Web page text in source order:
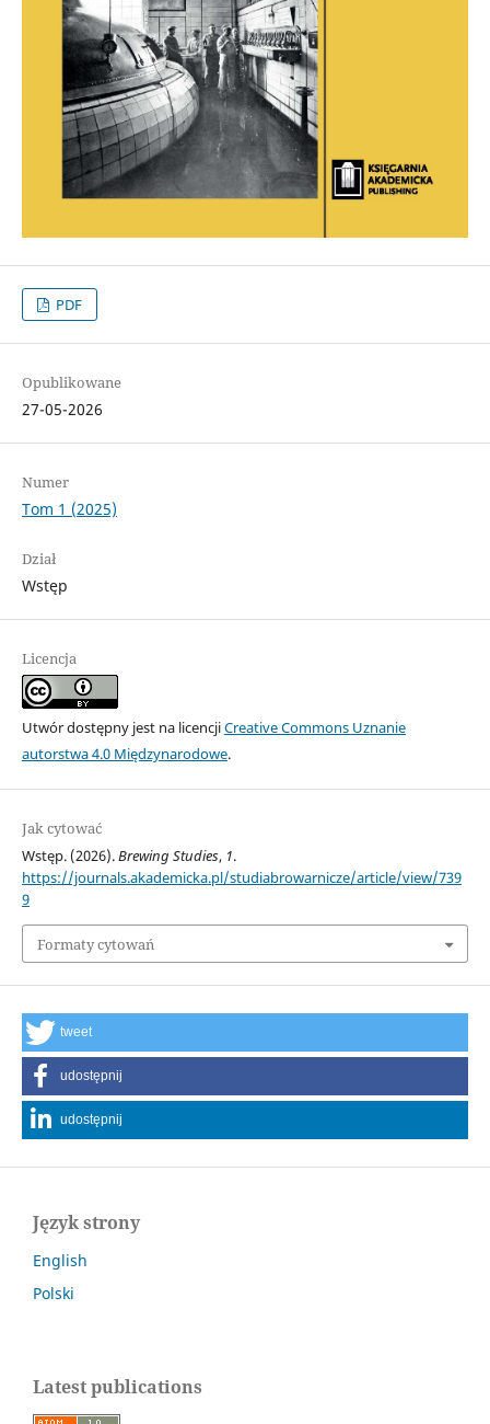
PDF
Opublikowane
27-05-2026
Numer
Tom 1 (2025)
Dział
Wstęp
Licencja
Utwór dostępny jest na licencjiCreative Commons Uznanie
autorstwa 4.0 Międzynarodowe.
Jak cytować
Wstęp. (2026).Brewing Studies, 1.
https://journals.akademicka.pl/studiabrowarnicze/article/view/739
9
Formaty cytowań
tweet
udostępnij
udostępnij
Język strony
English
Polski
Latest publications